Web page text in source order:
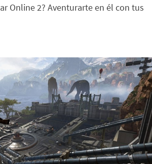
Online 2? Aventurarte en él con tus